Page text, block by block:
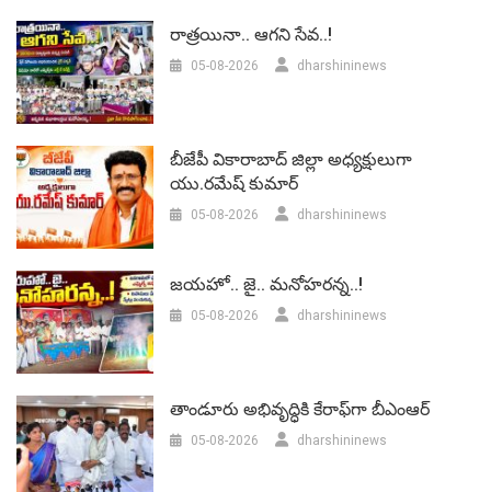
రాత్రయినా.. ఆగని సేవ..!
05-08-2026 dharshininews
బీజేపీ వికారాబాద్‌ జిల్లా అధ్యక్షులుగా
యు.రమేష్‌ కుమార్
05-08-2026 dharshininews
జయహో.. జై.. మనోహరన్న..!
05-08-2026 dharshininews
తాండూరు అభివృద్ధికి కేరాఫ్‌గా బీఎంఆర్‌
05-08-2026 dharshininews